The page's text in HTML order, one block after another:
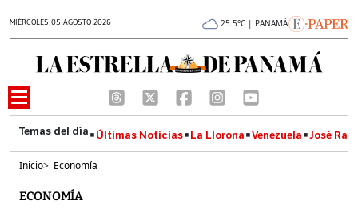
MIÉRCOLES 05 AGOSTO 2026 25.5°C | PANAMÁ
Últimas Noticias La Llorona Venezuela José
Inicio> Economía
ECONOMÍA